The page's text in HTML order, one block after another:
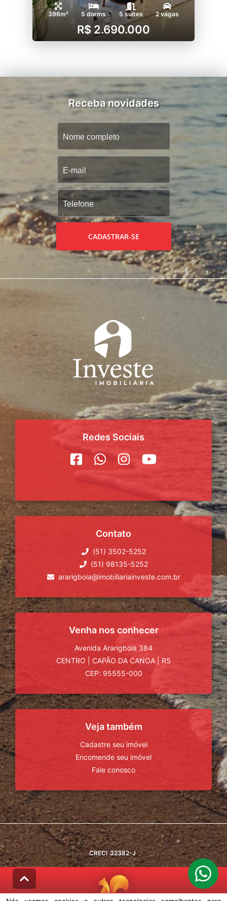
396m² 5 dorms 5 suítes 2 vagas
R$ 2.690.000
Receba novidades
CADASTRAR-SE
Redes Sociais
Contato
(51) 3502-5252
(51) 98135-5252
ararigboia@imobiliariainveste.com.br
Venha nos conhecer
Avenida Ararigbóia 384
CENTRO
CAPÃO DA CANOA
RS
CEP: 95555-000
Veja também
Cadastre seu imóvel
Encomende seu imóvel
Fale conosco
CRECI 32382-J